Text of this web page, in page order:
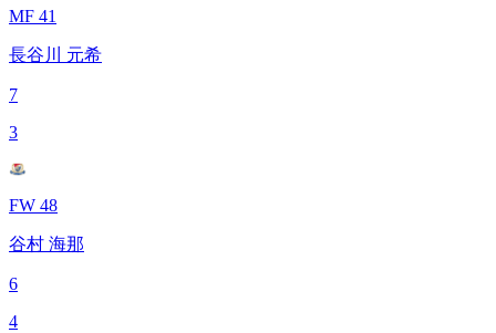
MF 41
長谷川 元希
7
3
FW 48
谷村 海那
6
4